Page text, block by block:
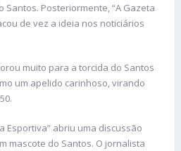
Santos. Posteriormente, “A Gazeta
de vez a ideia nos noticiários
muito para a torcida do Santos
um apelido carinhoso, virando
Esportiva” abriu uma discussão
mascote do Santos. O jornalista